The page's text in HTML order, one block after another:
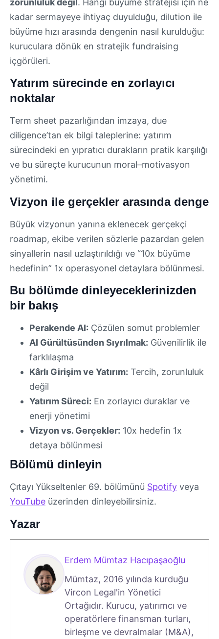
zorunluluk değil . Hangi büyüme stratejisi için ne
kadar sermayeye ihtiyaç duyulduğu, dilution ile
büyüme hızı arasında dengenin nasıl kurulduğu:
kuruculara dönük en stratejik fundraising
içgörüleri.
Yatırım sürecinde en zorlayıcı
noktalar
Term sheet pazarlığından imzaya, due
diligence’tan ek bilgi taleplerine: yatırım
sürecindeki en yıpratıcı durakların pratik karşılığı
ve bu süreçte kurucunun moral–motivasyon
yönetimi.
Vizyon ile gerçekler arasında denge
Büyük vizyonun yanına eklenecek gerçekçi
roadmap, ekibe verilen sözlerle pazardan gelen
sinyallerin nasıl uzlaştırıldığı ve “10x büyüme
hedefinin” 1x operasyonel detaylara bölünmesi.
Bu bölümde dinleyeceklerinizden
bir bakış
Perakende AI: Çözülen somut problemler
AI Gürültüsünden Sıyrılmak: Güvenilirlik ile
farklılaşma
Kârlı Girişim ve Yatırım: Tercih, zorunluluk
değil
Yatırım Süreci: En zorlayıcı duraklar ve
enerji yönetimi
Vizyon vs. Gerçekler: 10x hedefin 1x
detaya bölünmesi
Bölümü dinleyin
Çıtayı Yükseltenler 69. bölümünü Spotify veya
YouTube üzerinden dinleyebilirsiniz.
Yazar
Erdem Mümtaz Hacıpaşaoğlu
Mümtaz, 2016 yılında kurduğu
Vircon Legal'in Yönetici
Ortağıdır. Kurucu, yatırımcı ve
operatörlere finansman turları,
birleşme ve devralmalar (M&A),